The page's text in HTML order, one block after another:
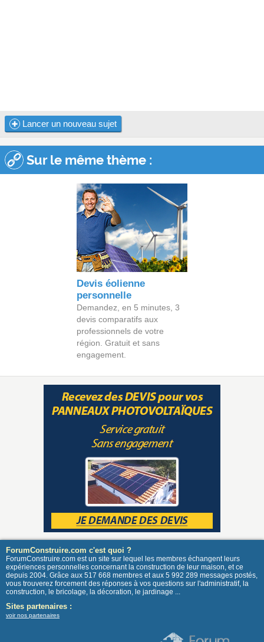
Lancer un nouveau sujet
Sur le même thème :
Devis éolienne
personnelle
Demandez, en 5 minutes, 3
devis comparatifs aux
professionnels de votre
région. Gratuit et sans
engagement.
ForumConstruire.com c'est quoi ?
ForumConstruire.com est un site sur lequel les membres échangent leurs
expériences personnelles concernant la construction de leur maison, et ce
depuis 2004. Grâce aux 517 668 membres et aux 5 992 289 messages postés,
vous trouverez forcement des réponses à vos questions sur l'administratif, la
construction, le bricolage, la décoration, le jardinage ...
Sites partenaires :
voir nos partenaires